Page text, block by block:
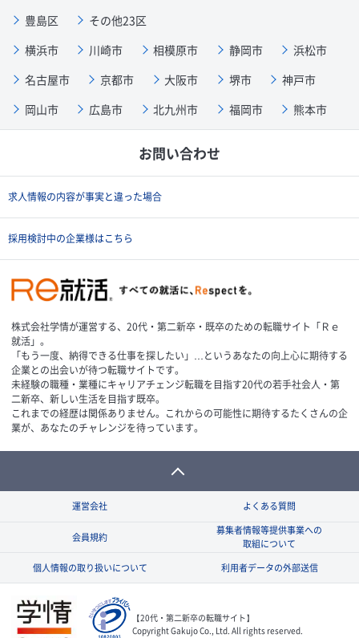
豊島区
その他23区
横浜市
川崎市 相模原市 静岡市
浜松市
名古屋市
京都市 大阪市 堺市
神戸市
岡山市
広島市 北九州市 福岡市 熊本市
お問い合わせ
求人情報の内容が事実と違った場合
採用検討中の企業様はこちら
株式会社学情が運営する、20代・第二新卒・既卒のための転職サイト「Ｒｅ
就活」。
「もう一度、納得できる仕事を探したい」…というあなたの向上心に期待する
企業との出会いが待つ転職サイトです。
未経験の職種・業種にキャリアチェンジ転職を目指す20代の若手社会人・第
二新卒、新しい生活を目指す既卒。
これまでの経歴は関係ありません。これからの可能性に期待するたくさんの企
業が、あなたのチャレンジを待っています。
運営会社 よくある質問
会員規約
募集者情報等提供事業への
取組について
個人情報の取り扱いについて
利用者データの外部送信
【20代・第二新卒の転職サイト】
Copyright Gakujo Co., Ltd. All rights reserved.